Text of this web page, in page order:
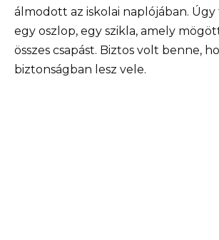
álmodott az iskolai naplójában.
egy oszlop, egy szikla, amely
összes csapást. Biztos volt benne,
biztonságban lesz vele.